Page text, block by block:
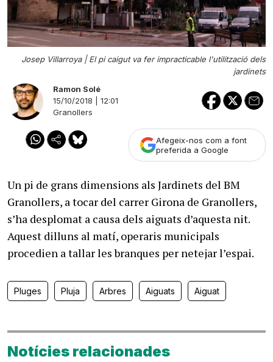
Josep Villarroya |El pi caigut va fer impracticable l'utilització dels
jardinets
Ramon Solé
15/10/2018 | 12:01
Granollers
Afegeix-nos com a font
preferida a Google
Un pi de grans dimensions als Jardinets del BM
Granollers, a tocar del carrer Girona de Granollers,
s’ha desplomat a causa dels aiguats d’aquesta nit.
Aquest dilluns al matí, operaris municipals
procedien a tallar les branques per netejar l’espai.
Pluges Pluja Arbres Aiguats Aiguat
Notícies relacionades